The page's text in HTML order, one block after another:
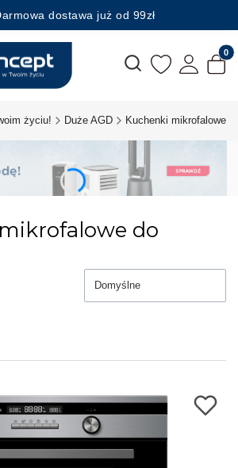
dostawa już od 99zł
-50% na wybrane produkty
Otwórz wyszukiwarkę
życiu! Duże AGD Kuchenki mikrofalowe
do
Domyślne